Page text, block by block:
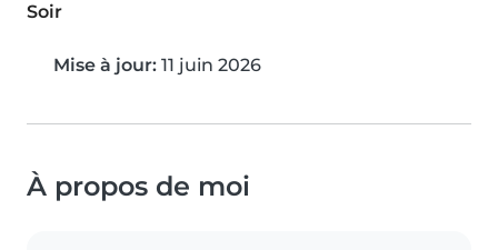
Soir
Mise à jour: 11 juin 2026
À propos de moi